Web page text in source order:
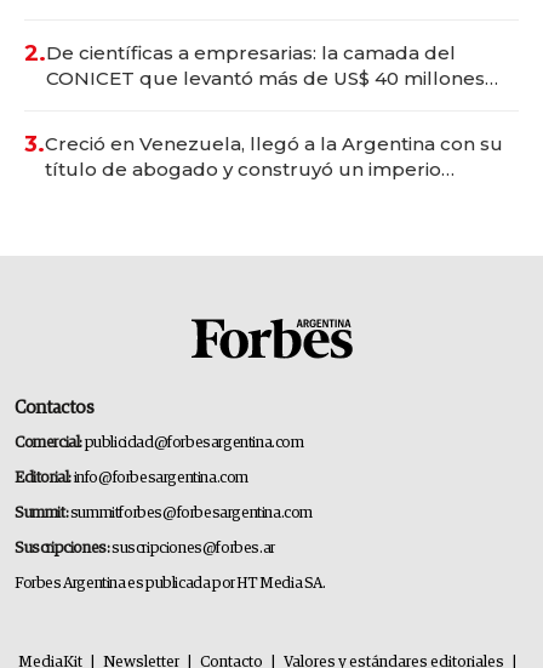
2.De científicas a empresarias: la camada del
CONICET que levantó más de US$ 40 millones
3.Creció en Venezuela, llegó a la Argentina con su
título de abogado y construyó un imperio
Contactos
Comercial:publicidad@forbesargentina.com
Editorial:info@forbesargentina.com
Summit:summitforbes@forbesargentina.com
Suscripciones:suscripciones@forbes.ar
Forbes Argentina es publicada por HT Media SA.
MediaKit Newsletter Contacto Valores y estándares editoriales